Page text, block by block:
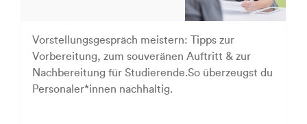
Vorstellungsgespräch meistern: Tipps zur
Vorbereitung, zum souveränen Auftritt & zur
Nachbereitung für Studierende.So überzeugst du
Personaler*innen nachhaltig.